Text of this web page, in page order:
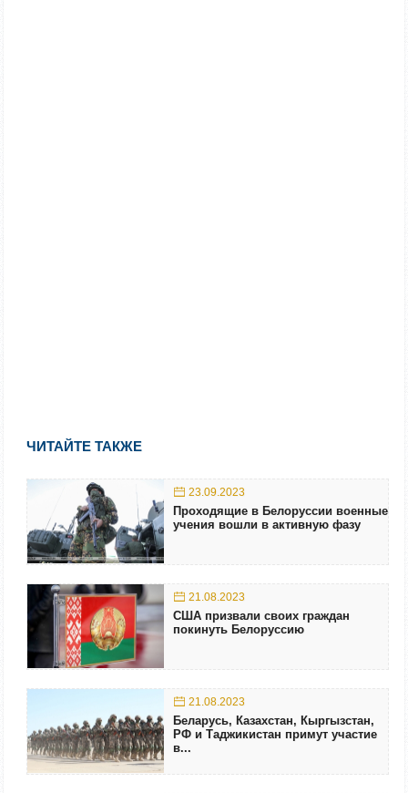
ЧИТАЙТЕ ТАКЖЕ
23.09.2023
Проходящие в Белоруссии военные
учения вошли в активную фазу
21.08.2023
США призвали своих граждан
покинуть Белоруссию
21.08.2023
Беларусь, Казахстан, Кыргызстан,
РФ и Таджикистан примут участие
в...